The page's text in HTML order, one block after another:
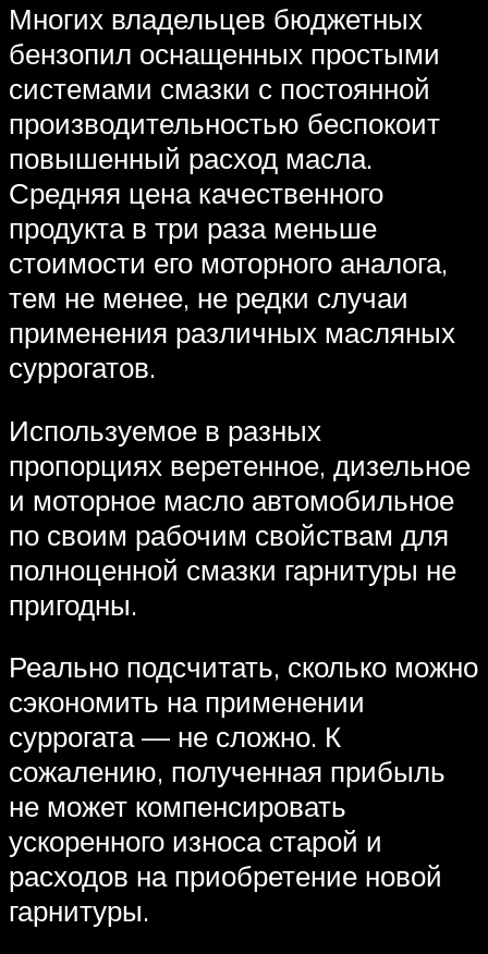
Многих владельцев бюджетных
бензопил оснащенных простыми
системами смазки с постоянной
производительностью беспокоит
повышенный расход масла.
Средняя цена качественного
продукта в три раза меньше
стоимости его моторного аналога,
тем не менее, не редки случаи
применения различных масляных
суррогатов.
Используемое в разных
пропорциях веретенное, дизельное
и моторное масло автомобильное
по своим рабочим свойствам для
полноценной смазки гарнитуры не
пригодны.
Реально подсчитать, сколько можно
сэкономить на применении
суррогата — не сложно. К
сожалению, полученная прибыль
не может компенсировать
ускоренного износа старой и
расходов на приобретение новой
гарнитуры.